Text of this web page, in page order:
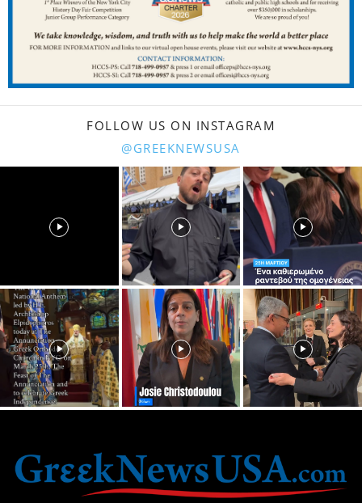
FOLLOW US ON INSTAGRAM
@GREEKNEWSUSA